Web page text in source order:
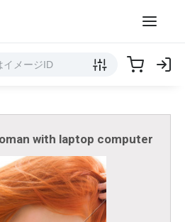
with laptop computer